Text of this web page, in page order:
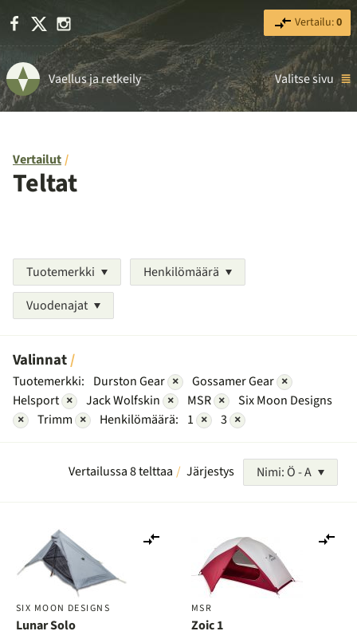
Facebook Instagram Vertailu:0
Vaellus ja retkeily Valitse sivu
Vertailut
Teltat
Tuotemerkki
Henkilömäärä
Vuodenajat
Valinnat
Tuotemerkki: Durston Gear × Gossamer Gear ×
Helsport × Jack Wolfskin × MSR ×
Six Moon Designs
×
Trimm × Henkilömäärä: 1 × 3 ×
Vertailussa 8 telttaa Järjestys Nimi: Ö - A
SIX MOON DESIGNS
Lunar Solo
vertailuun
MSR
Zoic 1